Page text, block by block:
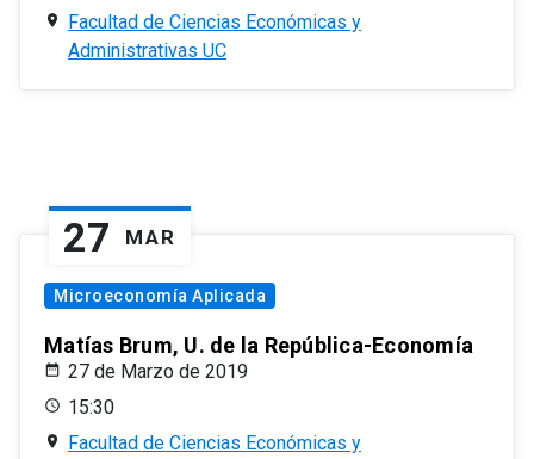
Facultad de Ciencias Económicas y
Administrativas UC
27 MAR
Microeconomía Aplicada
Matías Brum, U. de la República-Economía
27 de Marzo de 2019
15:30
Facultad de Ciencias Económicas y